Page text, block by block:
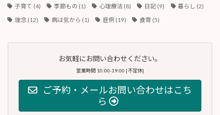
子育て (4) 季節もの (1) 心理療法 (8) 日記 (9) 暮らし (2)
理念(12) 病は気から (1) 症例 (19) 食育 (5)
お気軽にお問い合わせください。
営業時間 10:00-19:00 [不定休]
ご予約・メールお問い合わせはこち
ら